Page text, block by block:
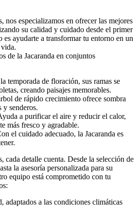
nos especializamos en ofrecer las mejores
su calidad y cuidado desde el primer
ayudarte a transformar tu entorno en un
de la Jacaranda en conjuntos
temporada de floración, sus ramas se
creando paisajes memorables.
de rápido crecimiento ofrece sombra
y senderos.
a purificar el aire y reducir el calor,
más fresco y agradable.
el cuidado adecuado, la Jacaranda es
cada detalle cuenta. Desde la selección de
la asesoría personalizada para su
equipo está comprometido con tu
adaptados a las condiciones climáticas